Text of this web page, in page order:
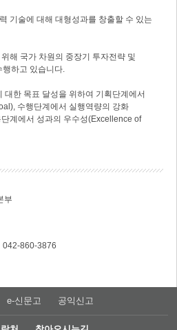
기술에 대해 대형성과를 창출할 수 있는
해 국가 차원의 중장기 투자전략 및
행하고 있습니다.
대한 목표 달성을 위하여 기획단계에서
수행단계에서 실행역량의 강화
계에서 성과의 우수성(Excellence of
부
042-860-3876
e-신문고 공익신고